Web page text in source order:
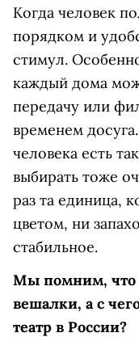
Когда человек
порядком и
стимул.
каждый дома
передачу или
временем
человека есть
выбирать тоже
раз та единица,
цветом, ни
стабильное.
Мы помним, что
вешалки, а с
театр в России?